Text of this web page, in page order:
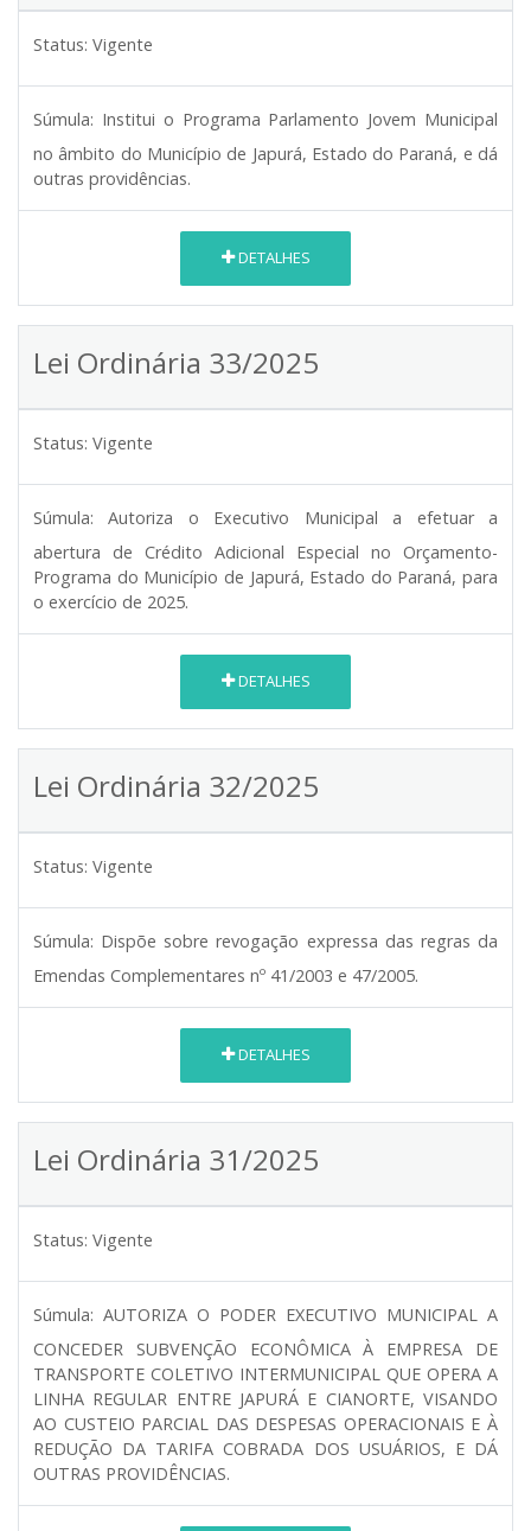
Status: Vigente
Súmula: Institui o Programa Parlamento Jovem Municipal
no âmbito do Município de Japurá, Estado do Paraná, e dá
outras providências.
DETALHES
Lei Ordinária 33/2025
Status: Vigente
Súmula:
Autoriza o Executivo Municipal a efetuar a
abertura de Crédito Adicional Especial no Orçamento-
Programa do Município de Japurá, Estado do Paraná, para
o exercício de 2025.
DETALHES
Lei Ordinária 32/2025
Status: Vigente
Súmula: Dispõe sobre revogação expressa das regras da
Emendas Complementares nº 41/2003 e 47/2005.
DETALHES
Lei Ordinária 31/2025
Status: Vigente
Súmula: AUTORIZA O PODER EXECUTIVO MUNICIPAL A
CONCEDER SUBVENÇÃO ECONÔMICA À EMPRESA DE
TRANSPORTE COLETIVO INTERMUNICIPAL QUE OPERA A
LINHA REGULAR ENTRE JAPURÁ E CIANORTE, VISANDO
AO CUSTEIO PARCIAL DAS DESPESAS OPERACIONAIS E À
REDUÇÃO DA TARIFA COBRADA DOS USUÁRIOS, E DÁ
OUTRAS PROVIDÊNCIAS.